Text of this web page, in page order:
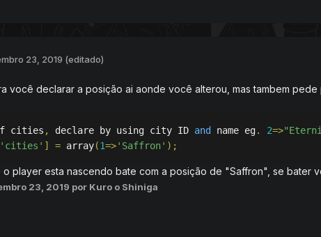
23, 2019 (editado)
você declarar a posição ai aonde você alterou, mas tambem
cities , declare by using city ID and name eg. 2=>
'cities' ] = array(1=>'Saffron' );
o player esta nascendo bate com a posição de "Saffron", se bater
23, 2019 por Kuro o Shiniga